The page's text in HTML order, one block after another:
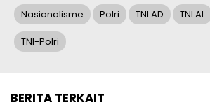
Nasionalisme Polri TNI AD TNI AL
TNI-Polri
BERITA TERKAIT